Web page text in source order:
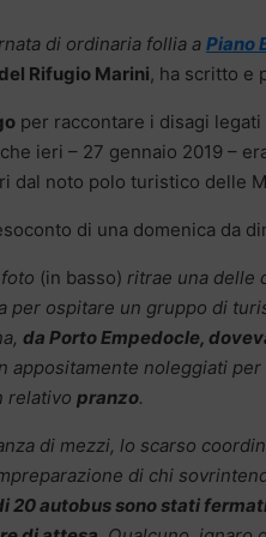
di ordinaria follia a Piano
Rifugio Marini, ha scritto e
per raccontare i disagi
ieri – 27 gennaio 2019 –
dal noto polo turistico delle
di una domenica da
(in basso) ritrae una delle
per ospitare un gruppo di
da Porto Empedocle,
appositamente noleggiati
relativo pranzo.
di mezzi, lo scarso
di chi
20 autobus sono stati